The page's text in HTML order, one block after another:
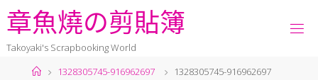
章魚燒の剪貼簿
Takoyaki's Scrapbooking World
1328305745-916962697
1328305745-916962697